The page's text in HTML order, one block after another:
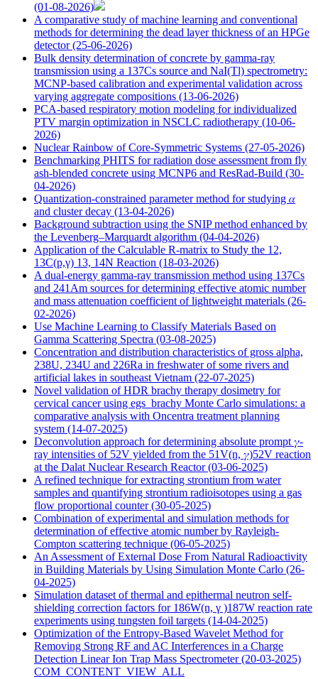
(01-08-2026)
A comparative study of machine learning and conventional
methods for determining the dead layer thickness of an HPGe
detector(25-06-2026)
Bulk density determination of concrete by gamma-ray
transmission using a 137Cs source and NaI(Tl) spectrometry:
MCNP-based calibration and experimental validation across
varying aggregate compositions (13-06-2026)
PCA-based respiratory motion modeling for individualized
PTV margin optimization in NSCLC radiotherapy (10-06-
2026)
Nuclear Rainbow of Core-Symmetric Systems (27-05-2026)
Benchmarking PHITS for radiation dose assessment from fly
ash-blended concrete using MCNP6 and ResRad-Build (30-
04-2026)
Quantization-constrained parameter method for studying 𝛼
and cluster decay (13-04-2026)
Background subtraction using the SNIP method enhanced by
the Levenberg–Marquardt algorithm (04-04-2026)
Application of the Calculable R-matrix to Study the 12,
13C(p,γ) 13, 14N Reaction (18-03-2026)
A dual-energy gamma-ray transmission method using 137Cs
and 241Am sources for determining effective atomic number
and mass attenuation coefficient of lightweight materials (26-
02-2026)
Use Machine Learning to Classify Materials Based on
Gamma Scattering Spectra (03-08-2025)
Concentration and distribution characteristics of gross alpha,
238U, 234U and 226Ra in freshwater of some rivers and
artificial lakes in southeast Vietnam (22-07-2025)
Novel validation of HDR brachy therapy dosimetry for
cervical cancer using egs_brachy Monte Carlo simulations: a
comparative analysis with Oncentra treatment planning
system (14-07-2025)
Deconvolution approach for determining absolute prompt 𝛾-
ray intensities of 52V yielded from the 51V(n, 𝛾)52V reaction
at the Dalat Nuclear Research Reactor(03-06-2025)
A refined technique for extracting strontium from water
samples and quantifying strontium radioisotopes using a gas
flow proportional counter(30-05-2025)
Combination of experimental and simulation methods for
determination of effective atomic number by Rayleigh-
Compton scattering technique (06-05-2025)
An Assessment of External Dose From Natural Radioactivity
in Building Materials by Using Simulation Monte Carlo (26-
04-2025)
Simulation dataset of thermal and epithermal neutron self-
shielding correction factors for 186W(n, γ )187W reaction rate
experiments using tungsten foil targets (14-04-2025)
Optimization of the Entropy-Based Wavelet Method for
Removing Strong RF and AC Interferences in a Charge
Detection Linear Ion Trap Mass Spectrometer(20-03-2025)
COM_CONTENT_VIEW_ALL